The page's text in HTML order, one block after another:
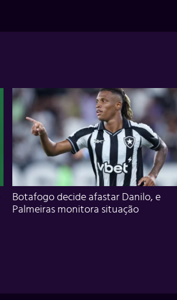
Botafogo decide afastar Danilo, e
Palmeiras monitora situação